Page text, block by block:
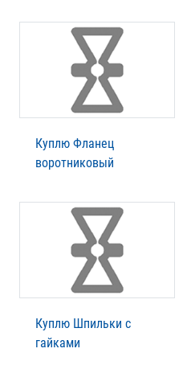
Куплю Фланец
воротниковый
Куплю Шпильки с
гайками